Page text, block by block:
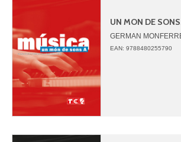
UN MON DE
GERMAN
JUAN ANGEL PICAZO
EAN: 9788480255790